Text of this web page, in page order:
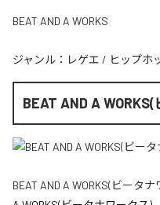
BEAT AND A WORKS
ジャンル： レゲエ / ヒップホ
BEAT AND A
BEAT AND A WORKS(ビータ